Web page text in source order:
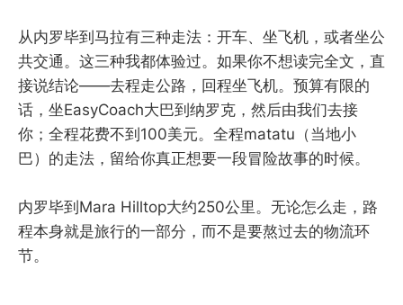
从内罗毕到马拉有三种走法：开车、坐飞机，或者坐公
共交通。这三种我都体验过。如果你不想读完全文，直
接说结论——去程走公路，回程坐飞机。预算有限的
话，坐EasyCoach大巴到纳罗克，然后由我们去接
你；全程花费不到100美元。全程matatu（当地小
巴）的走法，留给你真正想要一段冒险故事的时候。
内罗毕到Mara Hilltop大约250公里。无论怎么走，路
程本身就是旅行的一部分，而不是要熬过去的物流环
节。